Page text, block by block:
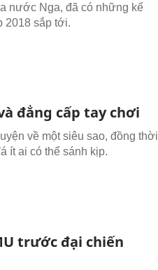
nước Nga, đã có những kế
2018 sắp tới.
đẳng cấp tay chơi
về một siêu sao, đồng thời
ít ai có thể sánh kịp.
trước đại chiến